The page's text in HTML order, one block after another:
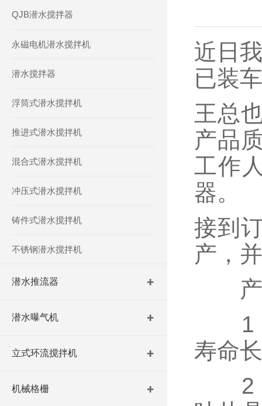
QJB潜水搅拌器
永磁电机潜水搅拌机
潜水搅拌器
浮筒式潜水搅拌机
推进式潜水搅拌机
混合式潜水搅拌机
冲压式潜水搅拌机
铸件式潜水搅拌机
不锈钢潜水搅拌机
潜水推流器
潜水曝气机
立式环流搅拌机
机械格栅
近日
已装
王总
产品
工作
器。
接到
产，
产
1 结
寿命
2 叶